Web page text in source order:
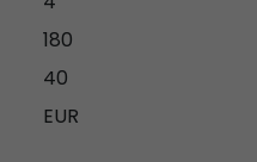
180
40
EUR